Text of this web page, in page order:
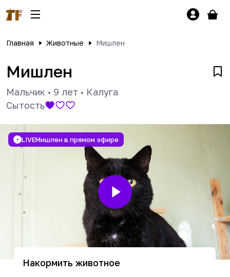
Главная Животные Мишлен
Мишлен
Мальчик • 9 лет • Калуга
Сытость
LIVEМишлен в прямом эфире
Накормить животное